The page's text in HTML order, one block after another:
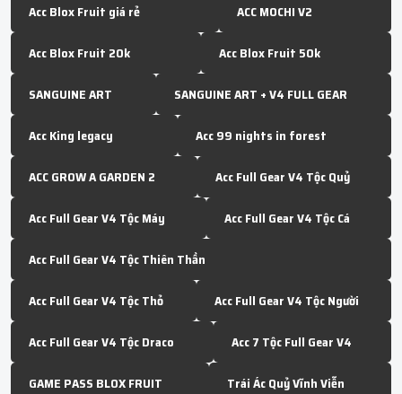
Acc Blox Fruit giá rẻ ACC MOCHI V2
Acc Blox Fruit 20k Acc Blox Fruit 50k
SANGUINE ART SANGUINE ART + V4 FULL GEAR
Acc King legacy Acc 99 nights in forest
ACC GROW A GARDEN 2 Acc Full Gear V4 Tộc Quỷ
Acc Full Gear V4 Tộc Máy Acc Full Gear V4 Tộc Cá
Acc Full Gear V4 Tộc Thiên Thần
Acc Full Gear V4 Tộc Thỏ Acc Full Gear V4 Tộc Người
Acc Full Gear V4 Tộc Draco Acc 7 Tộc Full Gear V4
GAME PASS BLOX FRUIT Trái Ác Quỷ Vĩnh Viễn